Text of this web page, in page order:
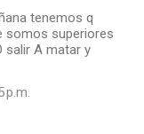
tenemos q
somos superiores
salir A matar y
p.m.